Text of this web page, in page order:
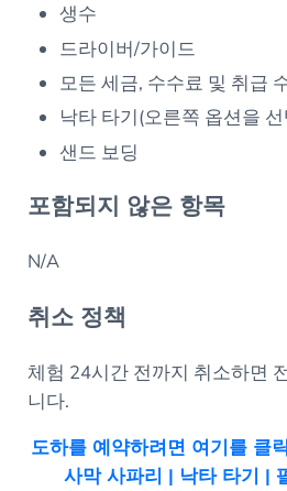
생수
드라이버/가이드
모든 세금, 수수료 및 취급
낙타 타기(오른쪽 옵션을
샌드 보딩
포함되지 않은 항목
N/A
취소 정책
체험 24시간 전까지 취소하면
니다.
도하를 예약하려면 여기를 클
사막 사파리 | 낙타 타기 |